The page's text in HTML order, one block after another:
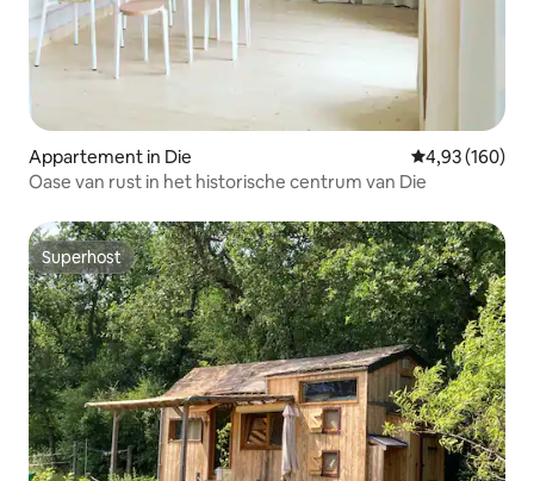
Appartement in Die Gemiddelde
4,93 (160)
Oase van rust in het historische centrum van Die
Superhost
Superhost